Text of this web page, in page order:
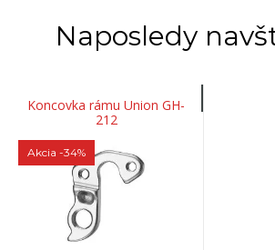
Naposledy
Koncovka rámu Union GH-
212
Akcia -34%